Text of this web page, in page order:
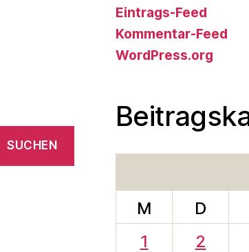
Eintrags-Feed
Kommentar-Feed
WordPress.org
M
D
1
2